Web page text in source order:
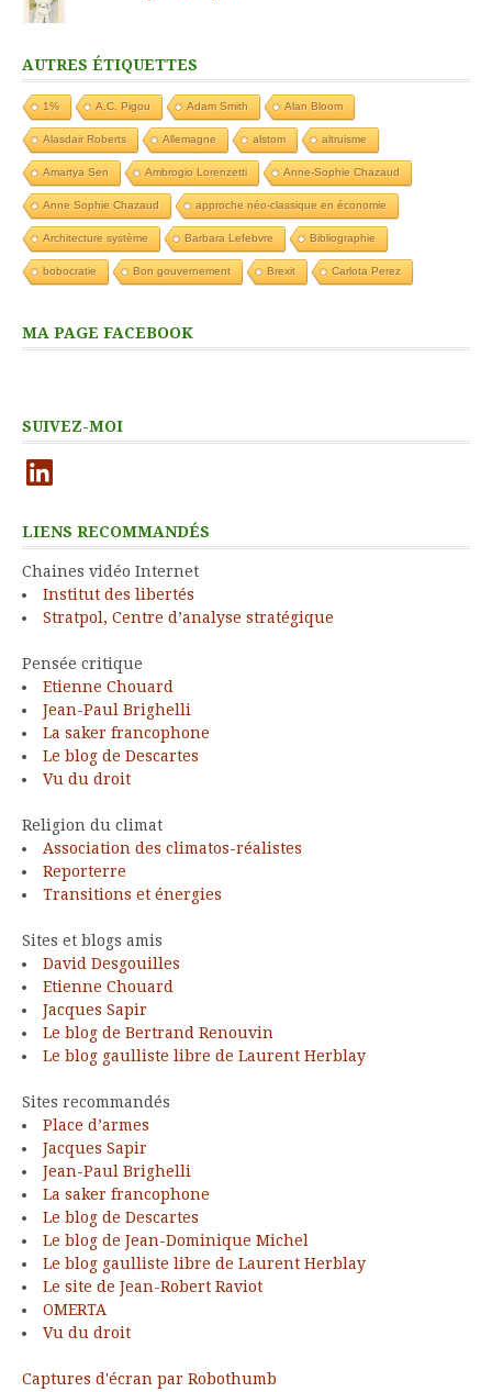
AUTRES ÉTIQUETTES
1% A.C. Pigou Adam Smith Alan Bloom
Alasdair Roberts Allemagne alstom altruisme
Amartya Sen Ambrogio Lorenzetti Anne-Sophie Chazaud
Anne Sophie Chazaud approche néo-classique en économie
Architecture système Barbara Lefebvre Bibliographie
bobocratie Bon gouvernement Brexit Carlota Perez
MA PAGE FACEBOOK
SUIVEZ-MOI
LinkedIn
LIENS RECOMMANDÉS
Chaines vidéo Internet
Institut des libertés
Stratpol, Centre d’analyse stratégique
Pensée critique
Etienne Chouard
Jean-Paul Brighelli
La saker francophone
Le blog de Descartes
Vu du droit
Religion du climat
Association des climatos-réalistes
Reporterre
Transitions et énergies
Sites et blogs amis
David Desgouilles
Etienne Chouard
Jacques Sapir
Le blog de Bertrand Renouvin
Le blog gaulliste libre de Laurent Herblay
Sites recommandés
Place d’armes
Jacques Sapir
Jean-Paul Brighelli
La saker francophone
Le blog de Descartes
Le blog de Jean-Dominique Michel
Le blog gaulliste libre de Laurent Herblay
Le site de Jean-Robert Raviot
OMERTA
Vu du droit
Captures d'écran par Robothumb